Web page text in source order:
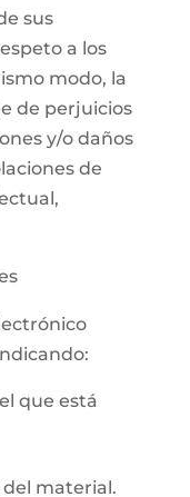
sus
a los
modo, la
de perjuicios
y/o daños
de
que está
material.